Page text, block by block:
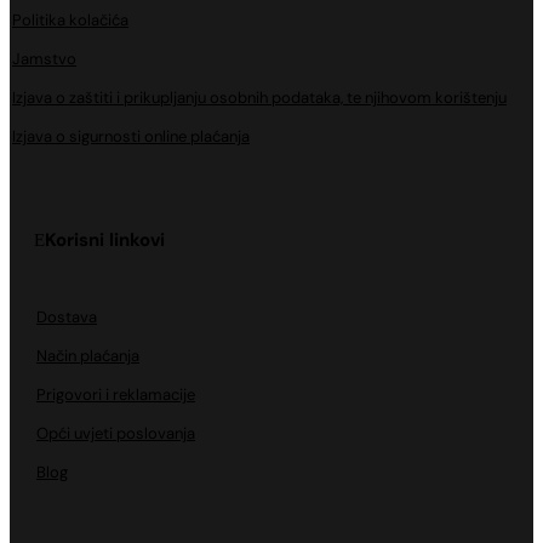
Politika kolačića
Jamstvo
Izjava o zaštiti i prikupljanju osobnih podataka, te njihovom korištenju
Izjava o sigurnosti online plaćanja
Korisni linkovi
Dostava
Način plaćanja
Prigovori i reklamacije
Opći uvjeti poslovanja
Blog